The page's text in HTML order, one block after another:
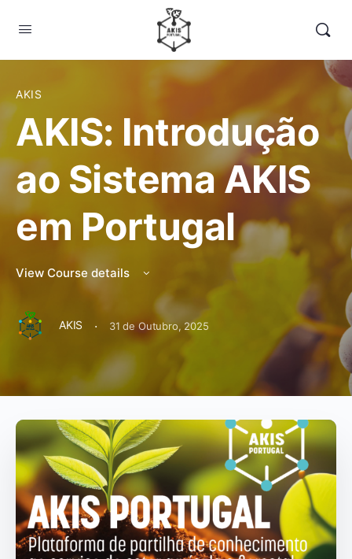
AKIS
AKIS: Introdução
ao Sistema AKIS
em Portugal
View Course details
AKIS · 31 de Outubro, 2025